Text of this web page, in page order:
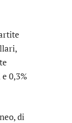
0,3%
di